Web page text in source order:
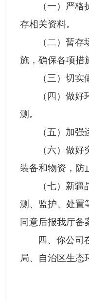
（一） 严格
存相关资料。
（二）暂存
施，确保各项措
（三）切实
（ 四）做好
测。
（五） 加强
（六）做好
装备和物资，防
（七） 新疆
测、监护、处置
同意后报我厅备
四、你公司
局、 自治区生态